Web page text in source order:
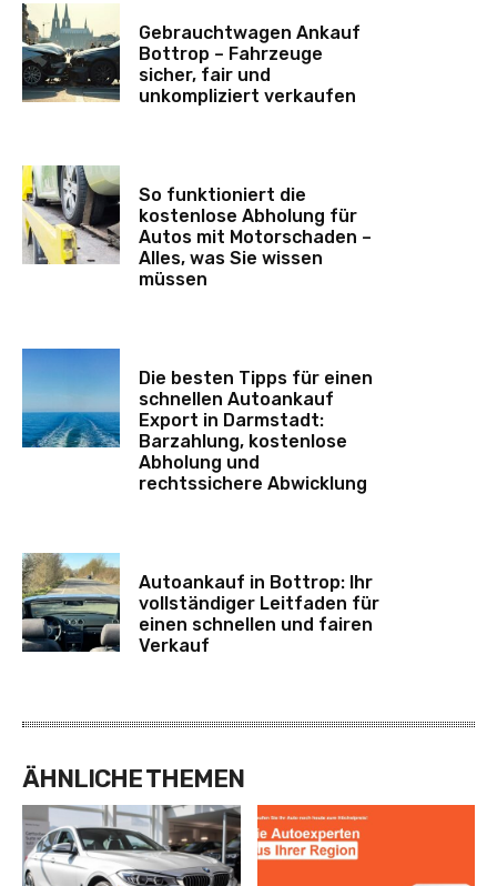
Gebrauchtwagen Ankauf
Bottrop – Fahrzeuge
sicher, fair und
unkompliziert verkaufen
So funktioniert die
kostenlose Abholung für
Autos mit Motorschaden –
Alles, was Sie wissen
müssen
Die besten Tipps für einen
schnellen Autoankauf
Export in Darmstadt:
Barzahlung, kostenlose
Abholung und
rechtssichere Abwicklung
Autoankauf in Bottrop: Ihr
vollständiger Leitfaden für
einen schnellen und fairen
Verkauf
ÄHNLICHE THEMEN